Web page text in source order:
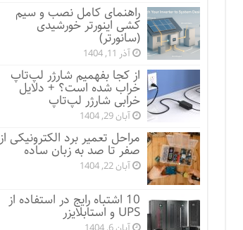
راهنمای کامل نصب و سیم
کشی اینورتر خورشیدی
(سانورتر)
آذر 11, 1404
از کجا بفهمیم شارژر لپ‌تاپ
خراب شده است؟ + دلایل
خرابی شارژر لپ‌تاپ
آبان 29, 1404
مراحل تعمیر برد الکترونیکی از
صفر تا صد به زبان ساده
آبان 22, 1404
10 اشتباه رایج در استفاده از
UPS و استابلایزر